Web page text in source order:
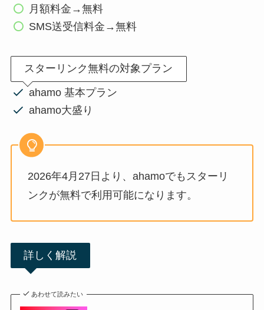
月額料金→無料
SMS送受信料金→無料
スターリンク無料の対象プラン
ahamo 基本プラン
ahamo大盛り
2026年4月27日より、ahamoでもスターリ
ンクが無料で利用可能になります。
詳しく解説
あわせて読みたい